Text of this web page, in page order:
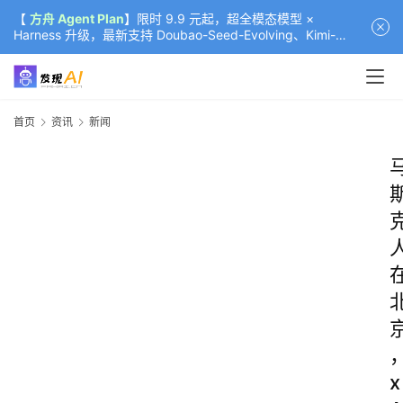
【 方舟 Agent Plan】限时 9.9 元起，超全模态模型 ×
Harness 升级，最新支持 Doubao-Seed-Evolving、Kimi-
K3（部分）、GLM-5.2
首页 资讯 新闻
x